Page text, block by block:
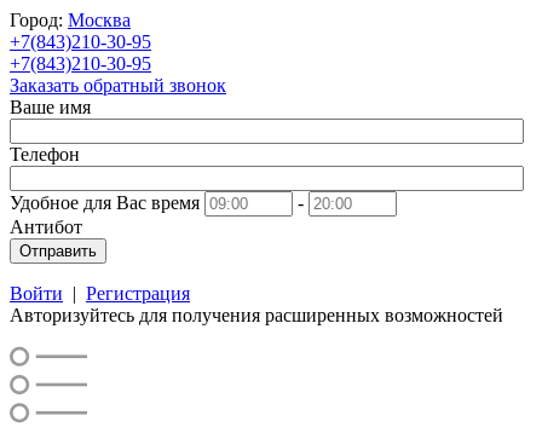
Город: Москва
+7(843)210-30-95
+7(843)210-30-95
Заказать обратный звонок
Ваше имя
Телефон
Удобное для Вас время
-
Антибот
Отправить
Войти | Регистрация
Авторизуйтесь для получения расширенных возможностей